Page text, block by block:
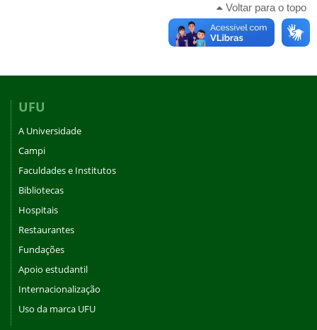
Voltar para o topo
UFU
A Universidade
Campi
Faculdades e Institutos
Bibliotecas
Hospitais
Restaurantes
Fundações
Apoio estudantil
Internacionalização
Uso da marca UFU